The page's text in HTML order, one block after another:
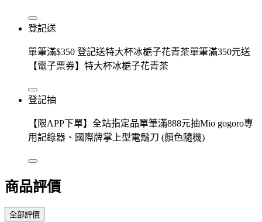
登記送
單筆滿$350 登記送特大杯冰梔子花青茶單筆滿350元送
【電子票券】特大杯冰梔子花青茶
登記抽
【限APP下單】全站指定品單筆滿888元抽Mio gogoro專
用記錄器、國際牌掌上型電鬍刀 (顏色隨機)
商品評價
全部評價